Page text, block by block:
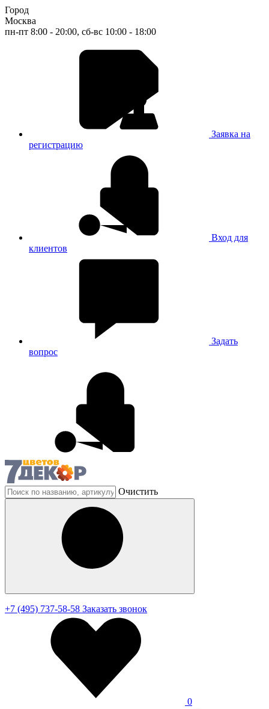
Город
Москва
пн-пт 8:00 - 20:00, сб-вс 10:00 - 18:00
Заявка на
регистрацию
Вход для
клиентов
Задать
вопрос
Очистить
+7 (495) 737-58-58 Заказать звонок
0